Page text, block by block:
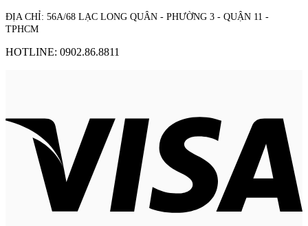
ĐỊA CHỈ: 56A/68 LẠC LONG QUÂN - PHƯỜNG 3 - QUẬN 11 -
TPHCM
HOTLINE: 0902.86.8811